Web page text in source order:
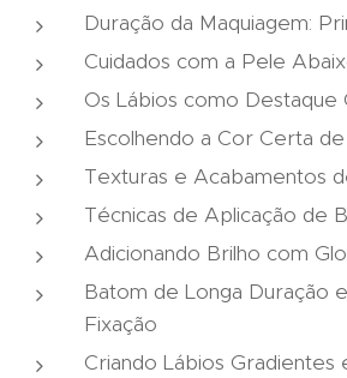
Duração da Maquiagem:
Cuidados com a Pele
Os Lábios como Destaque
Escolhendo a Cor Certa
Texturas e Acabamentos
Técnicas de Aplicação de
Adicionando Brilho com
Batom de Longa Duração
Fixação
Criando Lábios Gradientes